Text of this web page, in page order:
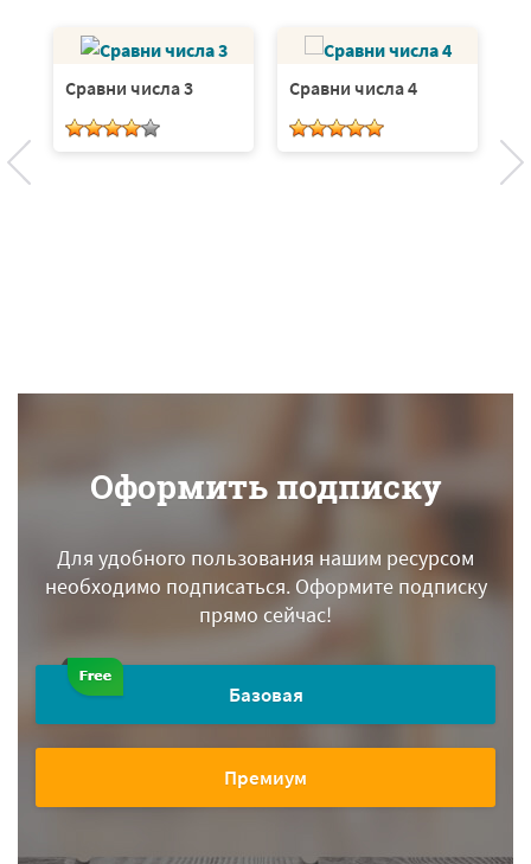
Сравни числа 3 Сравни числа 4
Оформить подписку
Для удобного пользования нашим ресурсом
необходимо подписаться.Оформите подписку
прямо сейчас!
Базовая
Премиум